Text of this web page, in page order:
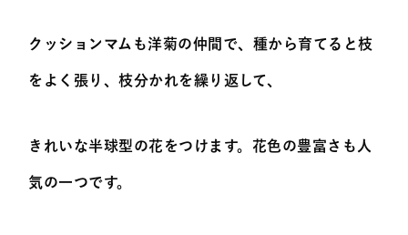
クッションマムも洋菊の仲間で、種から育てると枝
をよく張り、枝分かれを繰り返して、
きれいな半球型の花をつけます。花色の豊富さも人
気の一つです。